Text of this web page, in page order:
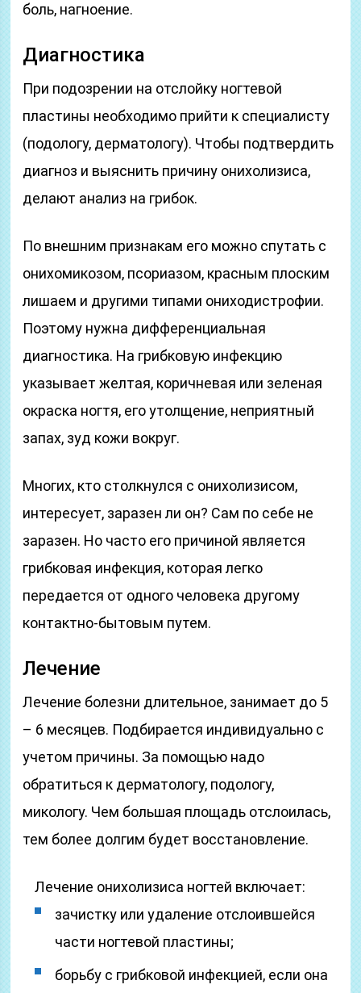
боль, нагноение.
Диагностика
При подозрении на отслойку ногтевой
пластины необходимо прийти к специалисту
(подологу, дерматологу). Чтобы подтвердить
диагноз и выяснить причину онихолизиса,
делают анализ на грибок.
По внешним признакам его можно спутать с
онихомикозом, псориазом, красным плоским
лишаем и другими типами ониходистрофии.
Поэтому нужна дифференциальная
диагностика. На грибковую инфекцию
указывает желтая, коричневая или зеленая
окраска ногтя, его утолщение, неприятный
запах, зуд кожи вокруг.
Многих, кто столкнулся с онихолизисом,
интересует, заразен ли он? Сам по себе не
заразен. Но часто его причиной является
грибковая инфекция, которая легко
передается от одного человека другому
контактно-бытовым путем.
Лечение
Лечение болезни длительное, занимает до 5
– 6 месяцев. Подбирается индивидуально с
учетом причины. За помощью надо
обратиться к дерматологу, подологу,
микологу. Чем большая площадь отслоилась,
тем более долгим будет восстановление.
Лечение онихолизиса ногтей включает:
зачистку или удаление отслоившейся
части ногтевой пластины;
борьбу с грибковой инфекцией, если она